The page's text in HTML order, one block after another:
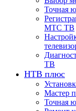
Точная
МТС ТВ
ТВ
НТВ плюс
Мастер
Точная